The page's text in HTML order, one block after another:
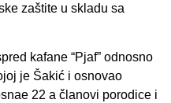
zaštite u skladu sa
kafane “Pjaf” odnosno
je Šakić i osnovao
22 a članovi porodice i